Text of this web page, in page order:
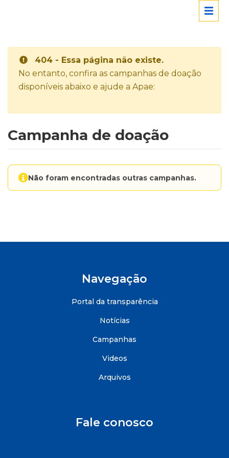
404 - Essa página não existe.
No entanto, confira as campanhas de doação
disponíveis abaixo e ajude a Apae:
Campanha de doação
Não foram encontradas outras campanhas.
Navegação
Portal da transparência
Notícias
Campanhas
Videos
Arquivos
Fale conosco